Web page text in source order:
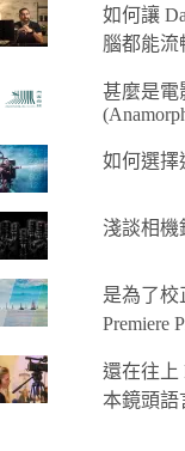
如何讓
腦都能流
甚麼是電
如何選擇
淺談相機
是為了校
Premiere
還在往上
本鏡頭語